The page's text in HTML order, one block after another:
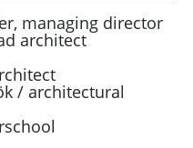
managing director
architect
/ architectural